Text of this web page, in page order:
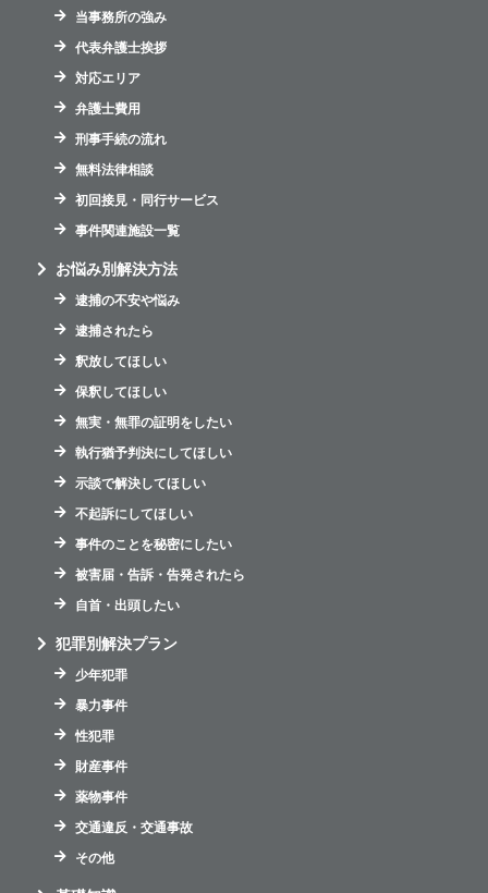
当事務所の強み
代表弁護士挨拶
対応エリア
弁護士費用
刑事手続の流れ
無料法律相談
初回接見・同行サービス
事件関連施設一覧
お悩み別解決方法
逮捕の不安や悩み
逮捕されたら
釈放してほしい
保釈してほしい
無実・無罪の証明をしたい
執行猶予判決にしてほしい
示談で解決してほしい
不起訴にしてほしい
事件のことを秘密にしたい
被害届・告訴・告発されたら
自首・出頭したい
犯罪別解決プラン
少年犯罪
暴力事件
性犯罪
財産事件
薬物事件
交通違反・交通事故
その他